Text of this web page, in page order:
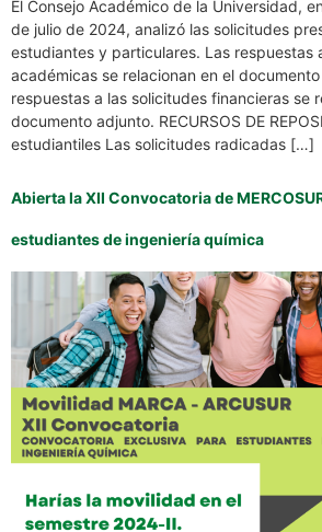
El Consejo Académico de la Universidad,
de julio de 2024, analizó las solicitudes
estudiantes y particulares. Las respuestas
académicas se relacionan en el
respuestas a las solicitudes financieras se
documento adjunto. RECURSOS DE
estudiantiles Las solicitudes radicadas […]
Abierta la XII Convocatoria de
estudiantes de ingeniería química